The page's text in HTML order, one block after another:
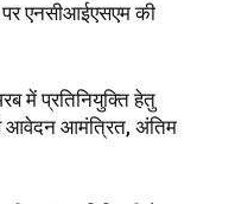
एनसीआईएसएम की
में प्रतिनियुक्ति हेतु
से आवेदन आमंत्रित, अंतिम